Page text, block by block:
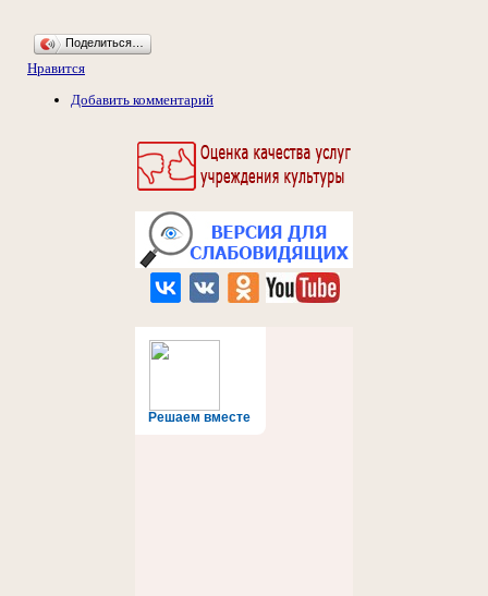
Решаем вместе
Поделиться…
Нравится
Добавить комментарий